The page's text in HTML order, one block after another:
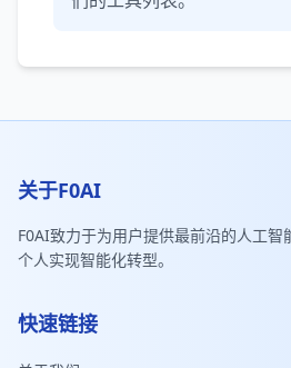
关于F0AI
F0AI致力于为用户提供最前沿的人工
个人实现智能化转型。
快速链接